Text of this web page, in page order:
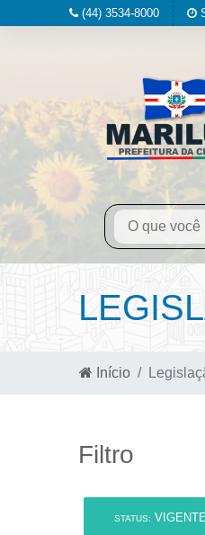
(44) 3534-8000
Início
Filtro
STATUS: VIGENTE